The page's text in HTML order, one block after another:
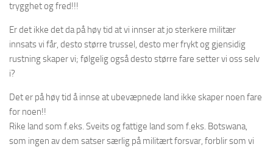
trygghet og fred!!!
Er det ikke det da på høy tid at vi innser at jo sterkere militær
innsats vi får, desto større trussel, desto mer frykt og gjensidig
rustning skaper vi; følgelig også desto større fare setter vi oss selv
i?
Det er på høy tid å innse at ubevæpnede land ikke skaper noen fare
for noen!!
Rike land som f.eks. Sveits og fattige land som f.eks. Botswana,
som ingen av dem satser særlig på militært forsvar, forblir som vi